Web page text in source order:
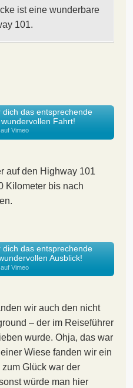
ist eine wunderbare
101.
dich das entsprechende
Fahrt!
Vimeo
auf den Highway 101
Kilometer bis nach
dich das entsprechende
Ausblick!
Vimeo
wir auch den nicht
– der im Reiseführer
wurde. Ohja, das war
Wiese fanden wir ein
Glück war der
würde man hier